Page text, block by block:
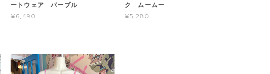
ートウェア パープル
¥6,490
ク ムームー
¥5,280